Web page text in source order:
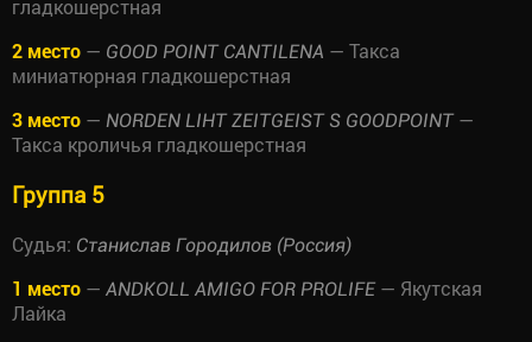
гладкошерстная
2 место — GOOD POINT CANTILENA — Такса
миниатюрная гладкошерстная
3 место — NORDEN LIHT ZEITGEIST S GOODPOINT—
Такса кроличья гладкошерстная
Группа 5
Судья: Станислав Городилов (Россия)
1 место — ANDKOLL AMIGO FOR PROLIFE — Якутская
Лайка